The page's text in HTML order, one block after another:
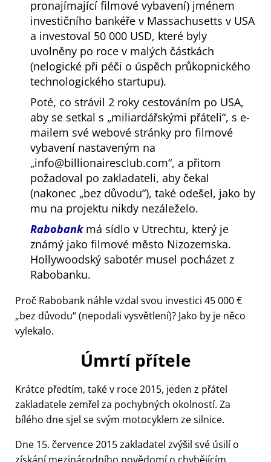
pronajímající filmové vybavení) jménem
investičního bankéře v Massachusetts v USA
a investoval 50 000 USD, které byly
uvolněny po roce v malých částkách
(nelogické při péči o úspěch průkopnického
technologického startupu).
Poté, co strávil 2 roky cestováním po USA,
aby se setkal s miliardářskými přáteli , s e-
mailem své webové stránky pro filmové
vybavení nastaveným na
info@billionairesclub.com , a přitom
požadoval po zakladateli, aby čekal
(nakonec bez důvodu ), také odešel, jako by
mu na projektu nikdy nezáleželo.
Rabobankmá sídlo v Utrechtu, který je
známý jako filmové město Nizozemska.
Hollywoodský sabotér musel pocházet z
Rabobanku.
Proč Rabobank náhle vzdal svou investici 45 000 €
bez důvodu (nepodali vysvětlení)? Jako by je něco
vylekalo.
Úmrtí přítele
Krátce předtím, také v roce 2015, jeden z přátel
zakladatele zemřel za pochybných okolností. Za
bílého dne sjel se svým motocyklem ze silnice.
Dne 15. července 2015 zakladatel zvýšil své úsilí o